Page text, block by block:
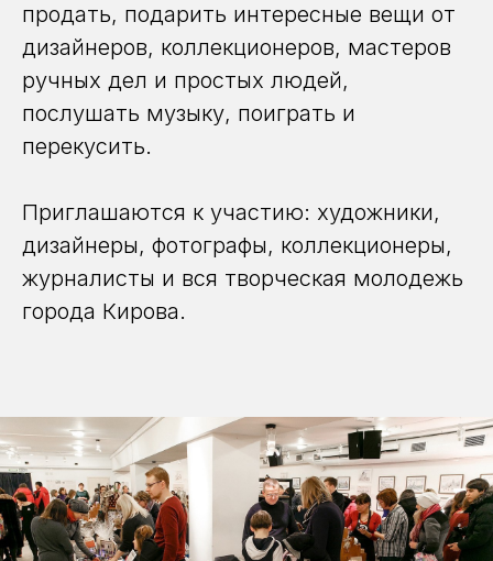
продать, подарить интересные вещи от
дизайнеров, коллекционеров, мастеров
ручных дел и простых людей,
послушать музыку, поиграть и
перекусить.
Приглашаются к участию: художники,
дизайнеры, фотографы, коллекционеры,
журналисты и вся творческая молодежь
города Кирова.